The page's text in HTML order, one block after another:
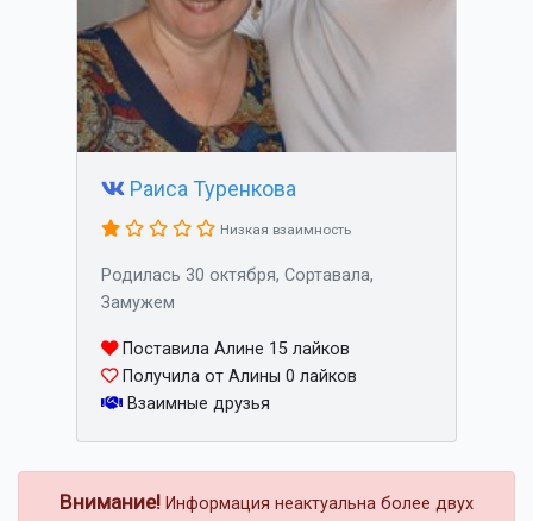
Раиса Туренкова
Низкая взаимность
Родилась 30 октября, Сортавала,
Замужем
Поставила Алине 15 лайков
Получила от Алины 0 лайков
Взаимные друзья
Внимание! Информация неактуальна более двух